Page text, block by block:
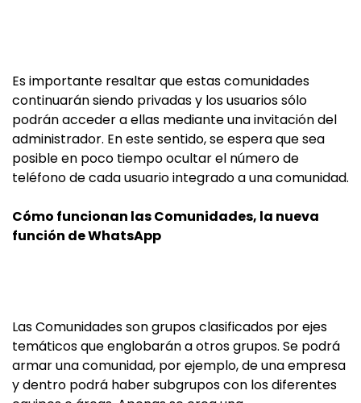
Es importante resaltar que estas comunidades
continuarán siendo privadas y los usuarios sólo
podrán acceder a ellas mediante una invitación del
administrador. En este sentido, se espera que sea
posible en poco tiempo ocultar el número de
teléfono de cada usuario integrado a una comunidad.
Cómo funcionan las Comunidades, la nueva
función de WhatsApp
Las Comunidades son grupos clasificados por ejes
temáticos que englobarán a otros grupos. Se podrá
armar una comunidad, por ejemplo, de una empresa
y dentro podrá haber subgrupos con los diferentes